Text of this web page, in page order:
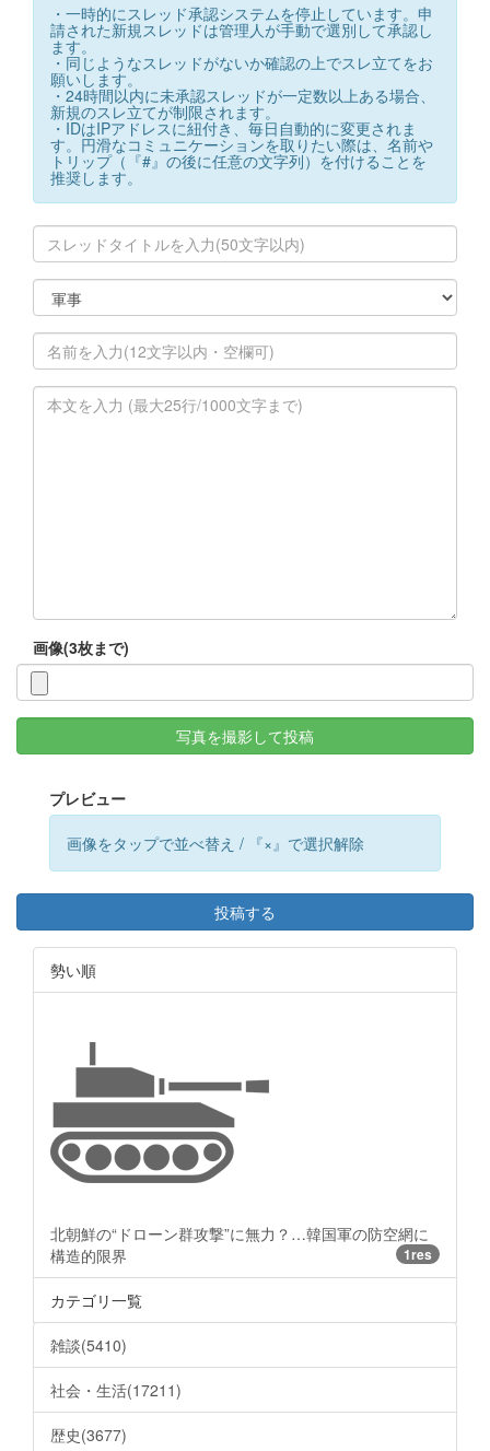
・一時的にスレッド承認システムを停止しています。申
請された新規スレッドは管理人が手動で選別して承認し
ます。
・同じようなスレッドがないか確認の上でスレ立てをお
願いします。
・24時間以内に未承認スレッドが一定数以上ある場合、
新規のスレ立てが制限されます。
・IDはIPアドレスに紐付き、毎日自動的に変更されま
す。円滑なコミュニケーションを取りたい際は、名前や
トリップ（『#』の後に任意の文字列）を付けることを
推奨します。
画像(3枚まで)
写真を撮影して投稿
プレビュー
画像をタップで並べ替え / 『×』で選択解除
投稿する
勢い順
北朝鮮の“ドローン群攻撃”に無力？…韓国軍の防空網に
構造的限界
1res
カテゴリ一覧
雑談(5410)
社会・生活(17211)
歴史(3677)